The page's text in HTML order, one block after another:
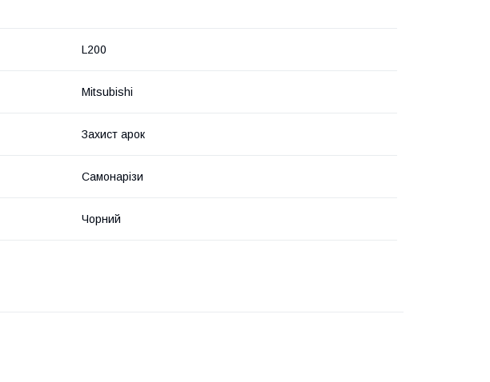
L200
Mitsubishi
Захист арок
Самонарізи
Чорний